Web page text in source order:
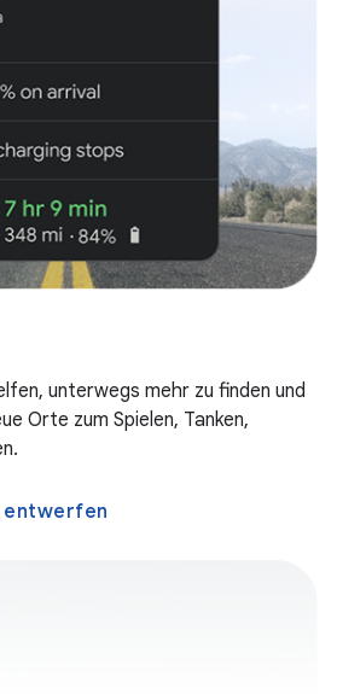
unterwegs mehr zu finden und
Orte zum Spielen, Tanken,
entwerfen